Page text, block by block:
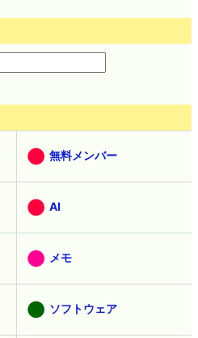
無料メンバー
AI
メモ
ソフトウェア